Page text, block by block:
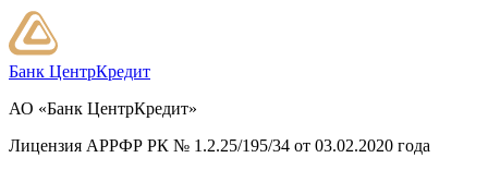
Банк ЦентрКредит
АО «Банк ЦентрКредит»
Лицензия АРРФР РК № 1.2.25/195/34 от 03.02.2020 года